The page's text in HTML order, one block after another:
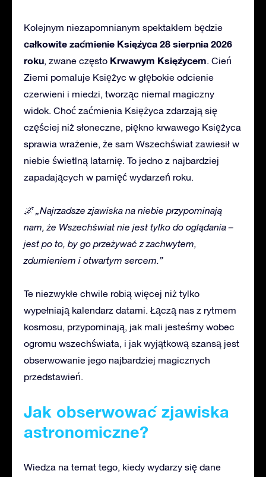
Kolejnym niezapomnianym spektaklem będzie
całkowite zaćmienie Księżyca 28 sierpnia 2026
roku, zwane często Krwawym Księżycem. Cień
Ziemi pomaluje Księżyc w głębokie odcienie
czerwieni i miedzi, tworząc niemal magiczny
widok. Choć zaćmienia Księżyca zdarzają się
częściej niż słoneczne, piękno krwawego Księżyca
sprawia wrażenie, że sam Wszechświat zawiesił w
niebie świetlną latarnię. To jedno z najbardziej
zapadających w pamięć wydarzeń roku.
🌌 „Najrzadsze zjawiska na niebie przypominają
nam, że Wszechświat nie jest tylko do oglądania –
jest po to, by go przeżywać z zachwytem,
zdumieniem i otwartym sercem.”
Te niezwykłe chwile robią więcej niż tylko
wypełniają kalendarz datami. Łączą nas z rytmem
kosmosu, przypominają, jak mali jesteśmy wobec
ogromu wszechświata, i jak wyjątkową szansą jest
obserwowanie jego najbardziej magicznych
przedstawień.
Jak obserwować zjawiska
astronomiczne?
Wiedza na temat tego, kiedy wydarzy się dane